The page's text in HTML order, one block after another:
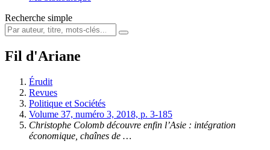
Recherche simple
Fil d'Ariane
Érudit
Revues
Politique et Sociétés
Volume 37, numéro 3, 2018, p. 3-185
Christophe Colomb découvre enfin l’Asie : intégration
économique, chaînes de …